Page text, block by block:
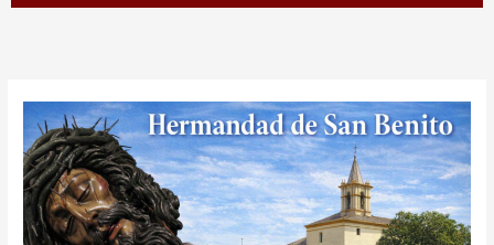
Éxito
rotundo
en
la
jornada
de